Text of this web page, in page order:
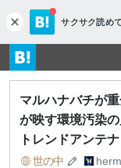
c
l
o
s
e
サクサク読めて
マルハナバチが
が映す環境汚染
トレンドアンテナ
世の中